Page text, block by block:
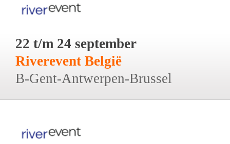
22 t/m 24 september
Riverevent België
B-Gent-Antwerpen-Brussel